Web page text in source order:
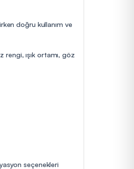
doğru kullanım ve
ışık ortamı, göz
seçenekleri